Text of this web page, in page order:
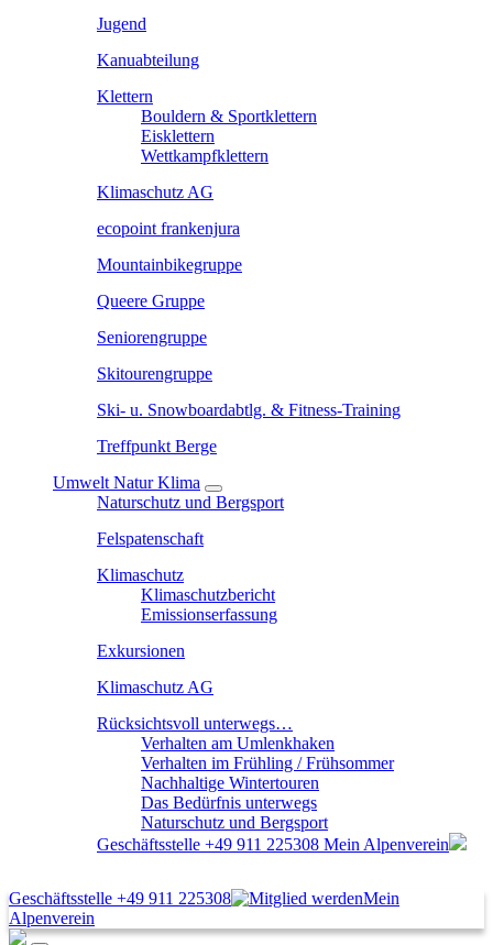
Jugend
Kanuabteilung
Klettern
Bouldern & Sportklettern
Eisklettern
Wettkampfklettern
Klimaschutz AG
ecopoint frankenjura
Mountainbikegruppe
Queere Gruppe
Seniorengruppe
Skitourengruppe
Ski- u. Snowboardabtlg. & Fitness-Training
Treffpunkt Berge
Umwelt Natur Klima
Naturschutz und Bergsport
Felspatenschaft
Klimaschutz
Klimaschutzbericht
Emissionserfassung
Exkursionen
Klimaschutz AG
Rücksichtsvoll unterwegs…
Verhalten am Umlenkhaken
Verhalten im Frühling / Frühsommer
Nachhaltige Wintertouren
Das Bedürfnis unterwegs
Naturschutz und Bergsport
Geschäftsstelle +49 911 225308 Mein Alpenverein
Geschäftsstelle +49 911 225308
Mein
Alpenverein